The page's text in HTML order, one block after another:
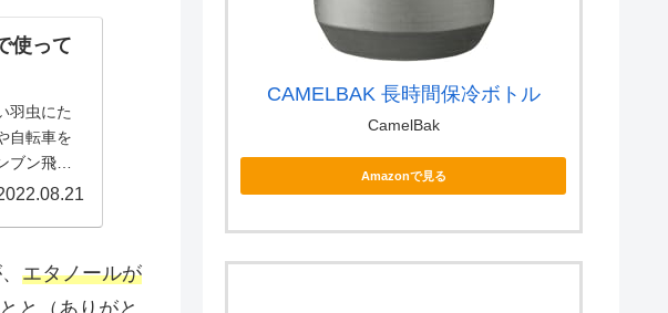
使って
羽虫にた
自転車を
ブン飛ん
エタノールが
と（ありがと
CAMELBAK 長時間保冷ボトル
CamelBak
Amazonで見る